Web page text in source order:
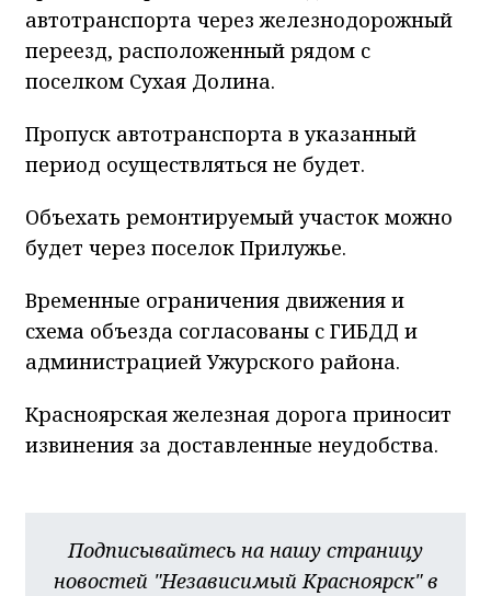
автотранспорта через железнодорожный
переезд, расположенный рядом с
поселком Сухая Долина.
Пропуск автотранспорта в указанный
период осуществляться не будет.
Объехать ремонтируемый участок можно
будет через поселок Прилужье.
Временные ограничения движения и
схема объезда согласованы с ГИБДД и
администрацией Ужурского района.
Красноярская железная дорога приносит
извинения за доставленные неудобства.
Подписывайтесь на нашу страницу
новостей "Независимый Красноярск" в